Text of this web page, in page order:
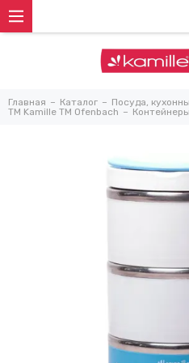
Главная Каталог
Посуда,
TM Kamille TM Ofenbach